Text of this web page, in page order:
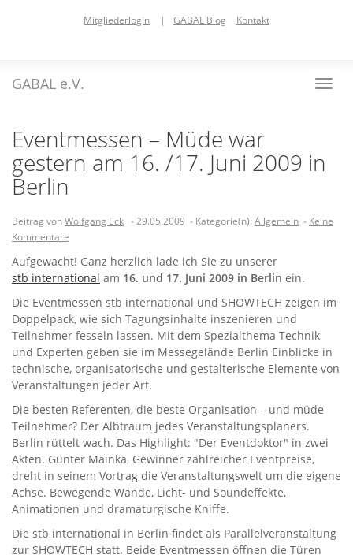
Mitgliederlogin | GABAL Blog Kontakt
GABAL e.V.
Eventmessen – Müde war
gestern am 16. /17. Juni 2009 in
Berlin
Beitrag vonWolfgang Eck 29.05.2009 Kategorie(n): Allgemein
Keine
Kommentare
Aufgewacht! Ganz herzlich lade ich Sie zu unserer
stb international am 16. und 17. Juni 2009 in Berlin ein.
Die Eventmessen stb international und SHOWTECH zeigen im
Doppelpack, wie sich Tagungsinhalte inszenieren und
Teilnehmer fesseln lassen. Mit dem Spezialthema Technik
und Experten geben sie im Messegelände Berlin Einblicke in
technische, organisatorische und gestalterische Elemente von
Veranstaltungen jeder Art.
Die besten Referenten, die beste Organisation – und müde
Teilnehmer? Der Albtraum jedes Veranstaltungsplaners.
Berlin rüttelt wach. Das Highlight: "Der Eventdoktor" in zwei
Akten. Günter Mainka, Gewinner zahlreicher Eventpreise,
dreht in seinem Vortrag die Veranstaltungswelt um die eigene
Achse. Bewegende Wände, Licht- und Soundeffekte,
Animationen und dramaturgische Kniffe.
Die stb international in Berlin findet als Parallelveranstaltung
zur SHOWTECH statt. Beide Eventmessen öffnen die Türen